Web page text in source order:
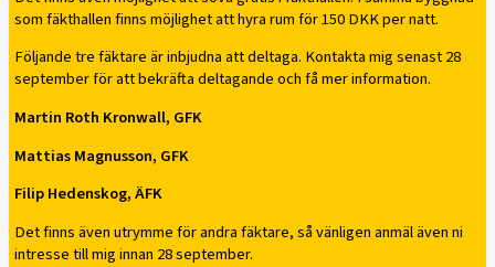
som fäkthallen finns möjlighet att hyra rum för 150 DKK per natt.
Följande tre fäktare är inbjudna att deltaga. Kontakta mig senast 28
september för att bekräfta deltagande och få mer information.
Martin Roth Kronwall, GFK
Mattias Magnusson, GFK
Filip Hedenskog, ÄFK
Det finns även utrymme för andra fäktare, så vänligen anmäl även ni
intresse till mig innan 28 september.